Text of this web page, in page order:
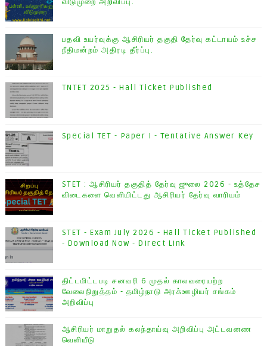
விடுமுறை அறிவிப்பு.
பதவி உயர்வுக்கு ஆசிரியர் தகுதி தேர்வு கட்டாயம் உச்ச
நீதிமன்றம் அதிரடி தீர்ப்பு.
TNTET 2025 - Hall Ticket Published
Special TET - Paper I - Tentative Answer Key
STET : ஆசிரியர் தகுதித் தேர்வு ஜுலை 2026 - உத்தேச
விடைகளை வெளியிட்டது ஆசிரியர் தேர்வு வாரியம்
STET - Exam July 2026 - Hall Ticket Published
- Download Now - Direct Link
திட்டமிட்டபடி சனவரி 6 முதல் காலவரையற்ற
வேலைநிறுத்தம் - தமிழ்நாடு அரசு்ஊழியர் சங்கம்
அறிவிப்பு
ஆசிரியர் மாறுதல் கலந்தாய்வு அறிவிப்பு அட்டவனண
வெளியீடு